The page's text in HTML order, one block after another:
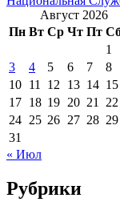
Август 2026
Пн Вт Ср Чт Пт
1
3
4 5 6 7 8
10 11 12 13 14 15
17 18 19 20 21 22
24 25 26 27 28 29
31
« Июл
Рубрики